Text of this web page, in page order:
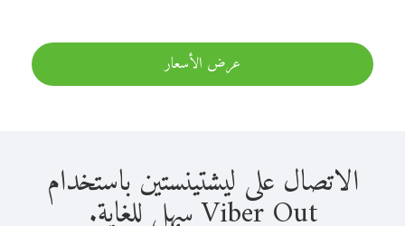
عرض الأسعار
الاتصال على ليشتينستين باستخدام
Viber Out سهل للغاية.